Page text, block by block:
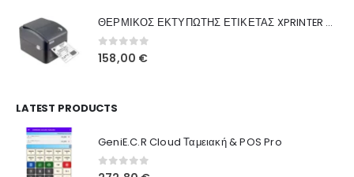
160,00 €. είναι:
ΘΕΡΜΙΚΟΣ ΕΚΤΥΠΩΤΗΣ ΕΤΙΚΕΤΑΣ XPRINTER XP-420B
0out of 5
158,00 €
LATEST PRODUCTS
GeniE.C.R Cloud Ταμειακή & POS Pro
0out of 5
Γιατί Εμάς
Blog
Όροι Χρήσης